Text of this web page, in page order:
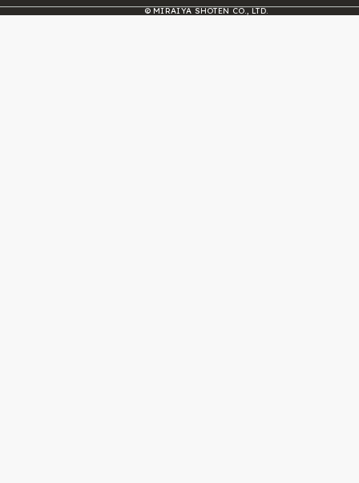
© MIRAIYA SHOTEN CO., LTD.